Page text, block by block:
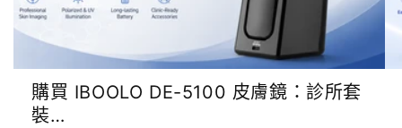
購買 IBOOLO DE-5100 皮膚鏡：診所套
裝…